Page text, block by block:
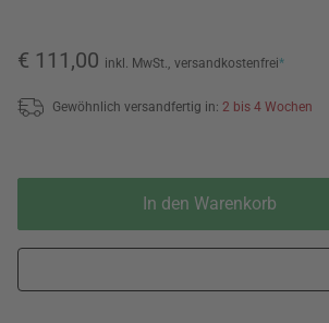
€ 111,00 inkl. MwSt., versandkostenfrei*
Gewöhnlich versandfertig in: 2 bis 4 Wochen
In den Warenkorb